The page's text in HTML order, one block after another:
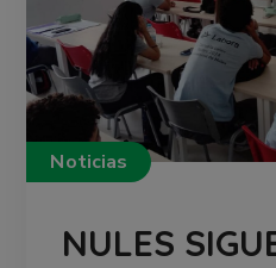
Noticias
NULES